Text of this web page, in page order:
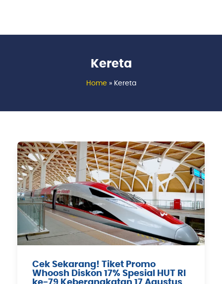
Kereta
Home » Kereta
Cek Sekarang! Tiket Promo
Whoosh Diskon 17% Spesial HUT RI